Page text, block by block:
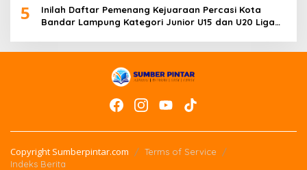
5
Inilah Daftar Pemenang Kejuaraan Percasi Kota
Bandar Lampung Kategori Junior U15 dan U20 Liga
Copyright Sumberpintar.com
Terms of Service
Indeks Berita